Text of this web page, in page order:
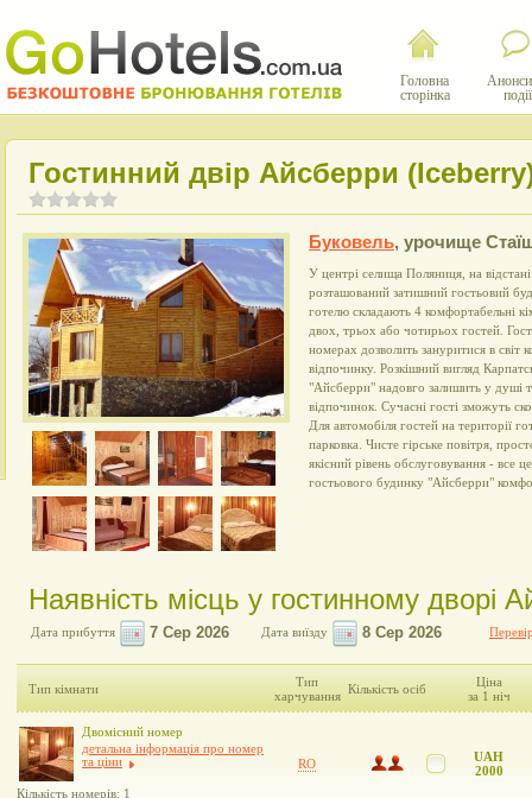
Головна
сторінка
події
Гостинний двір Айсберри
Буковель, урочище
У центрі селища Поляниця, на
розташований затишний гостьовий
готелю складають 4 комфортабельні
двох, трьох або чотирьох гостей.
номерах дозволить зануритися в світ
відпочинку. Розкішний вигляд
"Айсберри" надовго залишить у душі
відпочинок. Сучасні гості зможуть
Для автомобіля гостей на території
парковка. Чисте гірське повітря,
якісний рівень обслуговування - все
гостьового будинку "Айсберри"
Наявність місць у гостинному дворі
Дата прибуття Дата виїзду
Тип кімнати
Тип
харчування Кількість осіб
Ціна
за 1 ніч
Двомісний номер
детальна інформація про номер
та ціни
Кількість номерів: 1
RO
UAH
2000